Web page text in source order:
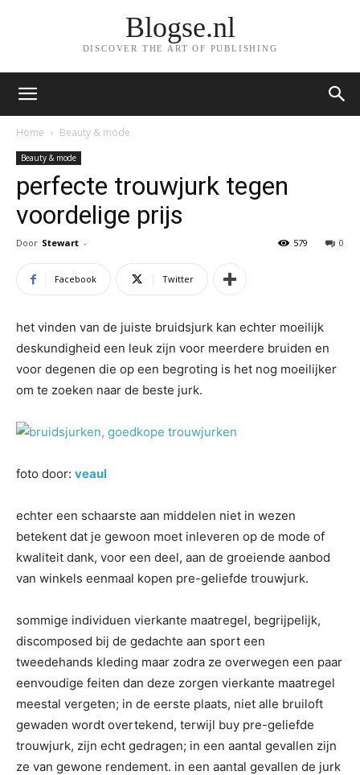
Blogse.nl
DISCOVER THE ART OF PUBLISHING
Home Beauty & mode
Beauty & mode
perfecte trouwjurk tegen
voordelige prijs
Door Stewart - 0
579
Facebook Twitter
het vinden van de juiste bruidsjurk kan echter moeilijk
deskundigheid een leuk zijn voor meerdere bruiden en
voor degenen die op een begroting is het nog moeilijker
om te zoeken naar de beste jurk.
foto door: veaul
echter een schaarste aan middelen niet in wezen
betekent dat je gewoon moet inleveren op de mode of
kwaliteit dank, voor een deel, aan de groeiende aanbod
van winkels eenmaal kopen pre-geliefde trouwjurk.
sommige individuen vierkante maatregel, begrijpelijk,
discomposed bij de gedachte aan sport een
tweedehands kleding maar zodra ze overwegen een paar
eenvoudige feiten dan deze zorgen vierkante maatregel
meestal vergeten; in de eerste plaats, niet alle bruiloft
gewaden wordt overtekend, terwijl buy pre-geliefde
trouwjurk, zijn echt gedragen; in een aantal gevallen zijn
ze van gewone rendement. in een aantal gevallen de jurk